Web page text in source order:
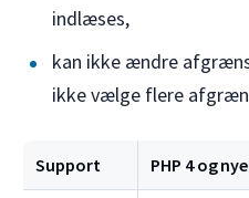
indlæses,
kan ikke ændre
ikke vælge flere
Support PHP 4 og